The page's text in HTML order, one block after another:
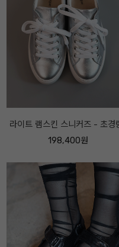
플래닛 램스킨 로퍼 - 오너추천-